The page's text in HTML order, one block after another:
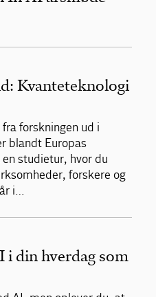
Kvanteteknologi
forskningen ud i
blandt Europas
studietur, hvor du
forskere og
i…
i din hverdag som